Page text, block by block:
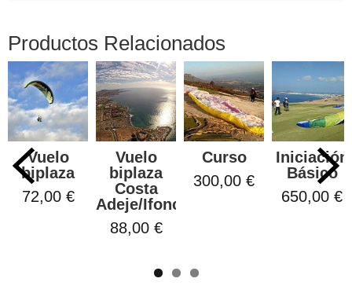
Productos Relacionados
Vuelo
biplaza
72,00 €
Vuelo
biplaza
Costa
Adeje/Ifonche
88,00 €
Curso
300,00 €
Iniciación
Básico
650,00 €